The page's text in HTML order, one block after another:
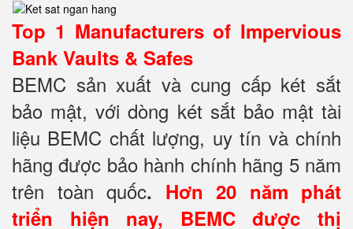
Top 1 Manufacturers of Impervious
Bank Vaults & Safes
BEMC sản xuất và cung cấp két sắt
bảo mật, với dòng két sắt bảo mật tài
liệu BEMC chất lượng, uy tín và chính
hãng được bảo hành chính hãng 5 năm
trên toàn quốc. Hơn 20 năm phát
triển hiện nay, BEMC được thị